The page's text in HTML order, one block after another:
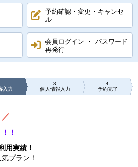
予約確認・変更・キャンセ
ル
会員ログイン ・ パスワード
再発行
入力
3
個人情報入力
4
予約完了
！
用実績！
プラン！